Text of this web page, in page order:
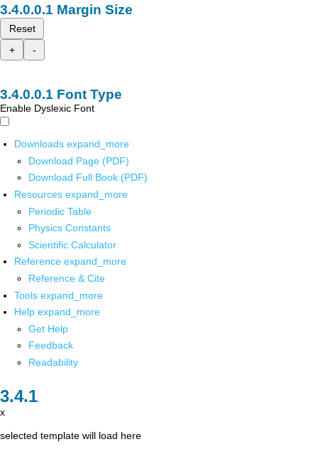
Margin Size
Reset
+
-
Font Type
Enable Dyslexic Font
Downloads expand_more
Download Page (PDF)
Download Full Book (PDF)
Resources expand_more
Periodic Table
Physics Constants
Scientific Calculator
Reference expand_more
Reference & Cite
Tools expand_more
Help expand_more
Get Help
Feedback
Readability
x
selected template will load here